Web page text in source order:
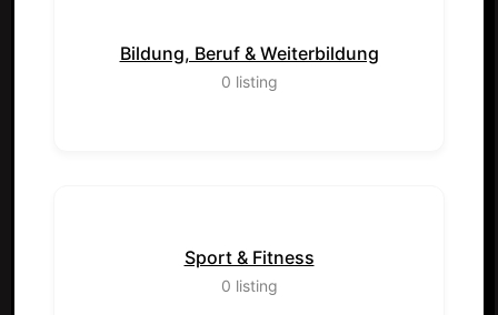
Bildung, Beruf & Weiterbildung
0 listing
Sport & Fitness
0 listing